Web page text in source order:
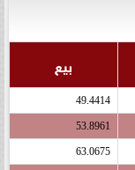
بيع
49.4414
53.8961
63.0675